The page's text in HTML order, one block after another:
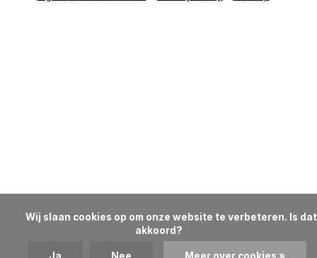
akkoord?